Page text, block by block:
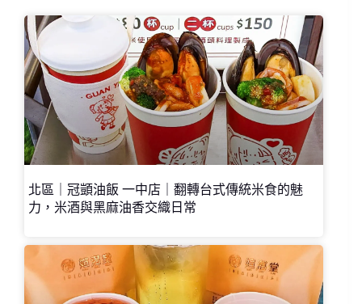
北區｜冠顗油飯 一中店｜翻轉台式傳統米食的魅
力，米酒與黑麻油香交織日常